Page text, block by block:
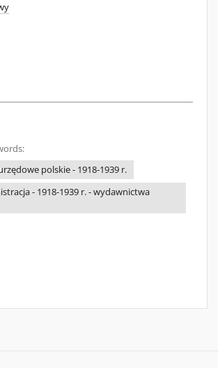
polskie - 1918-1939 r.
- 1918-1939 r. - wydawnictwa